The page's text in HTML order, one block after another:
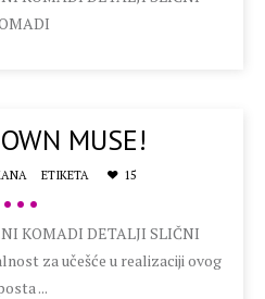
MUSE!
ETIKETA 15
•••
KOMADI DETALJI SLIČNI
za učešće u realizaciji ovog
...